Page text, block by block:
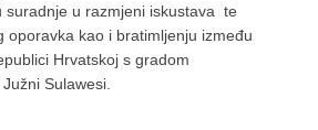
suradnje u razmjeni iskustava te
oporavka kao i bratimljenju između
Hrvatskoj s gradom
Sulawesi.